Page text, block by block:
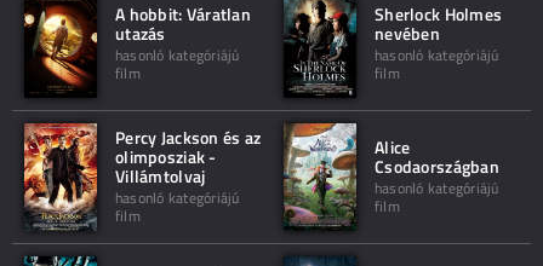
A hobbit: Váratlan
utazás
hasonló kategóriájú
film
Sherlock Holmes
nevében
hasonló kategóriájú
film
Percy Jackson és az
olimposziak -
Villámtolvaj
hasonló kategóriájú
film
Alice
Csodaországban
hasonló kategóriájú
film